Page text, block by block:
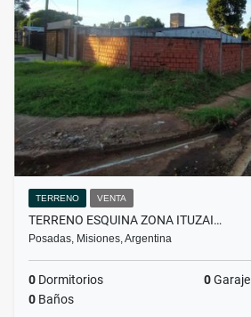
TERRENO VENTA
TERRENO ESQUINA ZONA ITUZAI…
Posadas, Misiones, Argentina
0 Dormitorios 0Garaje
0 Baños